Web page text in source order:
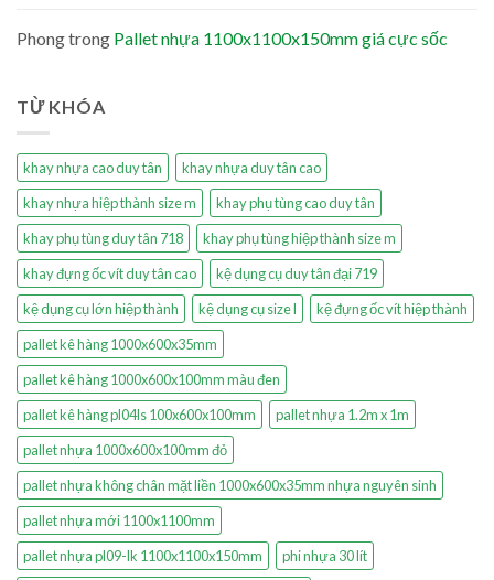
Phongtrong Pallet nhựa 1100x1100x150mm giá cực sốc
TỪ KHÓA
khay nhựa cao duy tân
khay nhựa duy tân cao
khay nhựa hiệp thành size m
khay phụ tùng cao duy tân
khay phụ tùng duy tân 718
khay phụ tùng hiệp thành size m
khay đựng ốc vít duy tân cao
kệ dụng cụ duy tân đại 719
kệ dụng cụ lớn hiệp thành
kệ dụng cụ size l
kệ đựng ốc vít hiệp thành
pallet kê hàng 1000x600x35mm
pallet kê hàng 1000x600x100mm màu đen
pallet kê hàng pl04ls 100x600x100mm
pallet nhựa 1.2m x 1m
pallet nhựa 1000x600x100mm đỏ
pallet nhựa không chân mặt liền 1000x600x35mm nhựa nguyên sinh
pallet nhựa mới 1100x1100mm
pallet nhựa pl09-lk 1100x1100x150mm
phi nhựa 30 lít